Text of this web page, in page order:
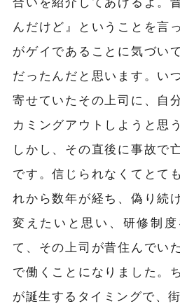
んだけど』ということを言
がゲイであることに気づい
だったんだと思います。い
寄せていたその上司に、自
カミングアウトしようと思
しかし、その直後に事故で
です。信じられなくてとて
れから数年が経ち、偽り続
変えたいと思い、研修制
て、その上司が昔住んでい
で働くことになりました。
が誕生するタイミングで、